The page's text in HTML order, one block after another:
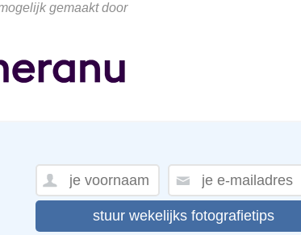
gemaakt door
stuur wekelijks fotografietips